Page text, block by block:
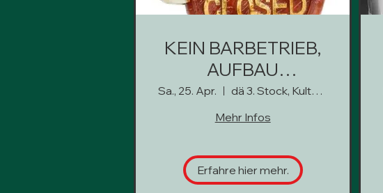
KEIN BARBETRIEB,
AUFBAU
CREAMARKT
Sa., 25. Apr.
dä 3. Stock, Kultur hoch 3
Mehr Infos
Erfahre hier mehr.